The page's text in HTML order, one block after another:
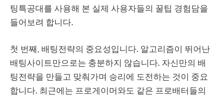
팅특공대를 사용해 본 실제 사용자들의 꿀팁 경험담을
들어보려 합니다.
첫 번째, 배팅전략의 중요성입니다. 알고리즘이 뛰어난
배팅사이트만으로는 충분하지 않습니다. 자신만의 배
팅전략을 만들고 맞춰가며 승리에 도전하는 것이 중요
합니다. 최근에는 프로게이머와도 같은 프로배터들의